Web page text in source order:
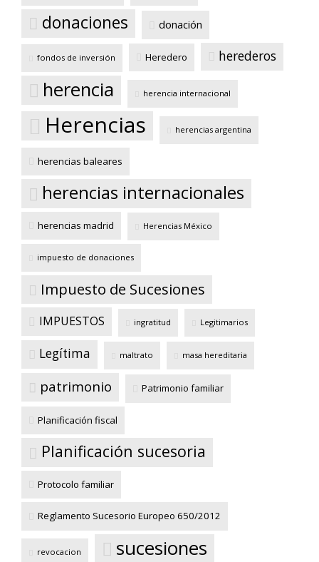
donaciones donación
fondos de inversión Heredero herederos
herencia herencia internacional
Herencias herencias argentina
herencias baleares
herencias internacionales
herencias madrid Herencias México
impuesto de donaciones
Impuesto de Sucesiones
IMPUESTOS ingratitud Legitimarios
Legítima maltrato masa hereditaria
patrimonio Patrimonio familiar
Planificación fiscal
Planificación sucesoria
Protocolo familiar
Reglamento Sucesorio Europeo 650/2012
revocacion sucesiones